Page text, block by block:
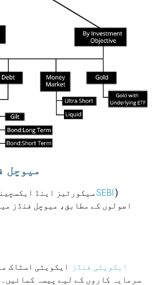
میوچل
سیکورٹیز اینڈSEBI )
ایکویٹی فنڈز
ایکویٹی اسٹاک
سرمایہ کاروں کے لیے پیسہ